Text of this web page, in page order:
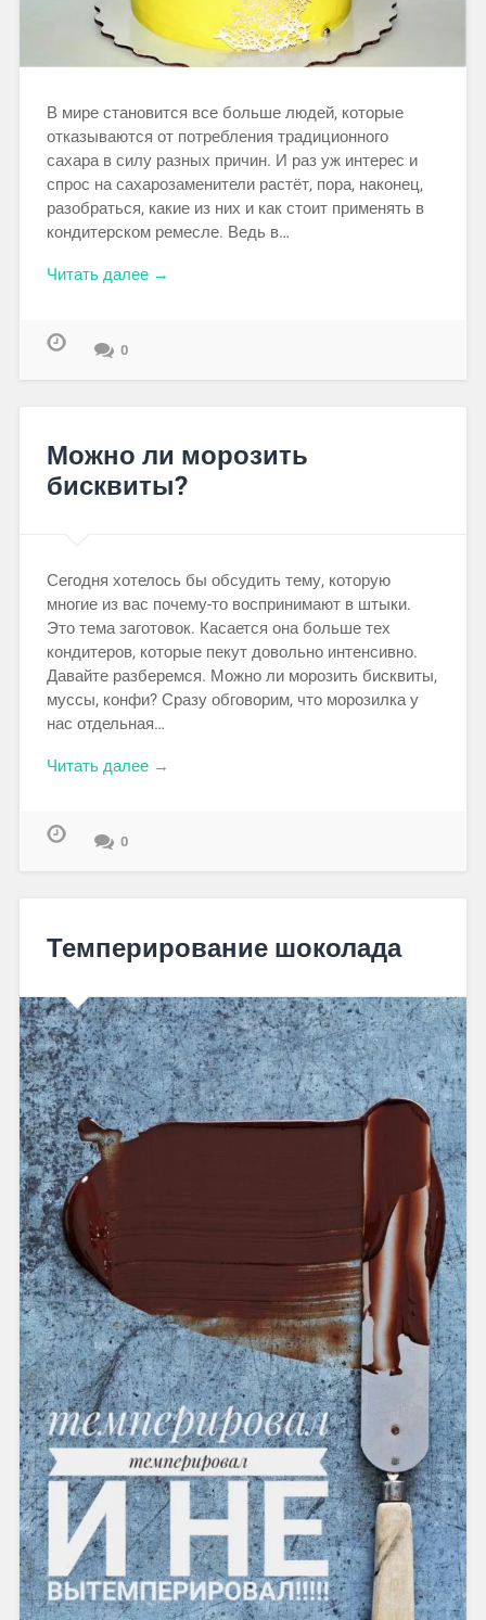
В мире становится все больше людей, которые
отказываются от потребления традиционного
сахара в силу разных причин. И раз уж интерес и
спрос на сахарозаменители растёт, пора, наконец,
разобраться, какие из них и как стоит применять в
кондитерском ремесле. Ведь в…
Читать далее →
0
Можно ли морозить
бисквиты?
Сегодня хотелось бы обсудить тему, которую
многие из вас почему-то воспринимают в штыки.
Это тема заготовок. Касается она больше тех
кондитеров, которые пекут довольно интенсивно.
Давайте разберемся. Можно ли морозить бисквиты,
муссы, конфи? Сразу обговорим, что морозилка у
нас отдельная…
Читать далее →
0
Темперирование шоколада